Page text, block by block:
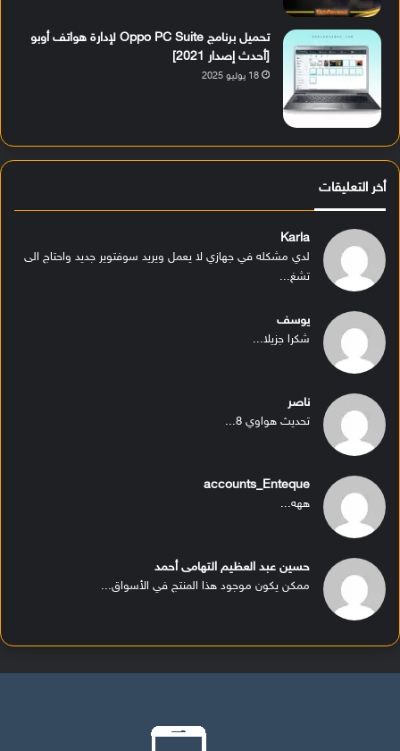
تحميل برنامج Oppo PC Suite لإدارة هواتف أوبو
[أحدث إصدار 2021]
18 يوليو 2025
أخر التعليقات
Karla
لدي مشكله في جهازي لا يعمل ويريد سوفتوير جديد واحتاج الى
تشغ...
يوسف
شكرا جزيلا...
ناصر
تحديث هواوي 8...
accounts_Enteque
ههه...
حسين عبد العظيم التهامى أحمد
ممكن يكون موجود هذا المنتج في الأسواق...